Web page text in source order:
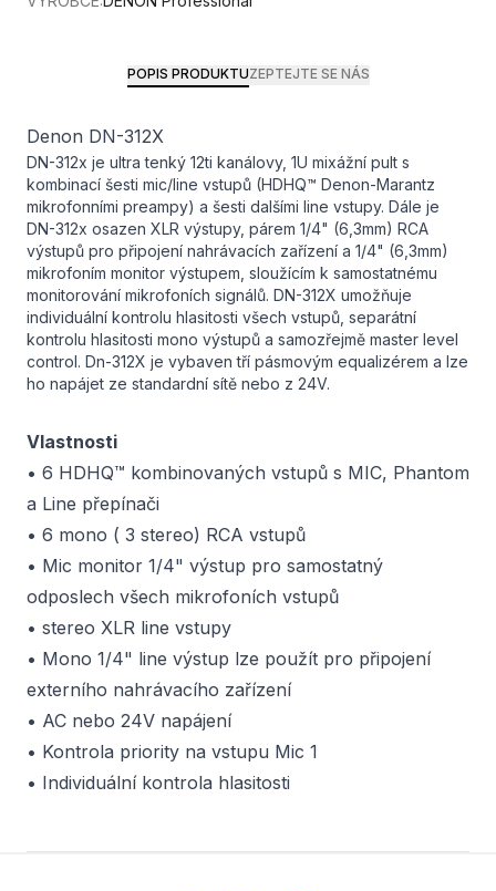
POPIS PRODUKTUZEPTEJTE SE NÁS
Denon DN-312X
DN-312x je ultra tenký 12ti kanálovy, 1U mixážní pult s
kombinací šesti mic/line vstupů (HDHQ™ Denon-Marantz
mikrofonními preampy) a šesti dalšími line vstupy. Dále je
DN-312x osazen XLR výstupy, párem 1/4" (6,3mm) RCA
výstupů pro připojení nahrávacích zařízení a 1/4" (6,3mm)
mikrofoním monitor výstupem, sloužícím k samostatnému
monitorování mikrofoních signálů. DN-312X umožňuje
individuální kontrolu hlasitosti všech vstupů, separátní
kontrolu hlasitosti mono výstupů a samozřejmě master level
control. Dn-312X je vybaven tří pásmovým equalizérem a lze
ho napájet ze standardní sítě nebo z 24V.
Vlastnosti
• 6 HDHQ™ kombinovaných vstupů s MIC, Phantom
a Line přepínači
• 6 mono ( 3 stereo) RCA vstupů
• Mic monitor 1/4" výstup pro samostatný
odposlech všech mikrofoních vstupů
• stereo XLR line vstupy
• Mono 1/4" line výstup lze použít pro připojení
externího nahrávacího zařízení
• AC nebo 24V napájení
• Kontrola priority na vstupu Mic 1
• Individuální kontrola hlasitosti